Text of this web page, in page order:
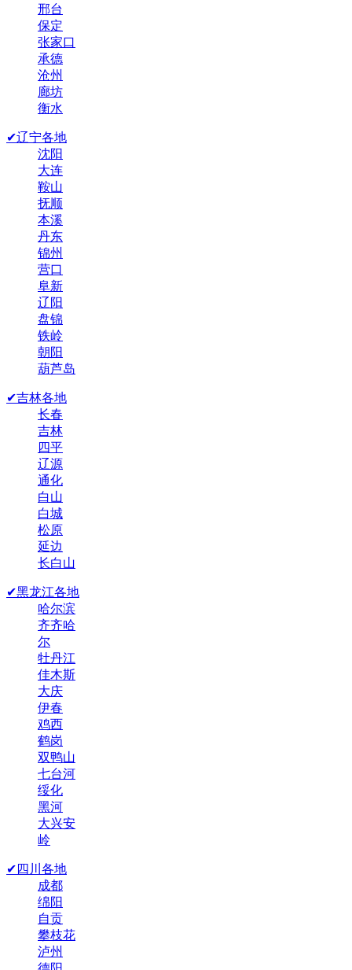
邢台
保定
张家口
承德
沧州
廊坊
衡水
✔辽宁各地
沈阳
大连
鞍山
抚顺
本溪
丹东
锦州
营口
阜新
辽阳
盘锦
铁岭
朝阳
葫芦岛
✔吉林各地
长春
吉林
四平
辽源
通化
白山
白城
松原
延边
长白山
✔黑龙江各地
哈尔滨
齐齐哈
尔
牡丹江
佳木斯
大庆
伊春
鸡西
鹤岗
双鸭山
七台河
绥化
黑河
大兴安
岭
✔四川各地
成都
绵阳
自贡
攀枝花
泸州